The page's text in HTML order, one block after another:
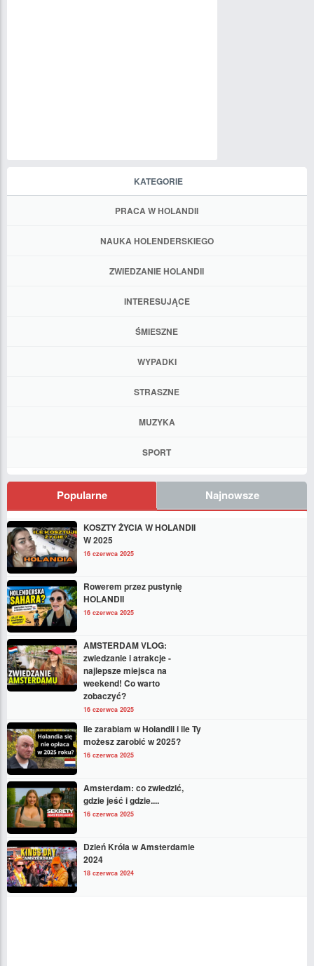
KATEGORIE
PRACA W HOLANDII
NAUKA HOLENDERSKIEGO
ZWIEDZANIE HOLANDII
INTERESUJĄCE
ŚMIESZNE
WYPADKI
STRASZNE
MUZYKA
SPORT
Popularne Najnowsze
KOSZTY ŻYCIA W HOLANDII
W 2025
16 czerwca 2025
Rowerem przez pustynię
HOLANDII
16 czerwca 2025
AMSTERDAM VLOG:
zwiedzanie i atrakcje -
najlepsze miejsca na
weekend! Co warto
zobaczyć?
16 czerwca 2025
Ile zarabiam w Holandii i ile Ty
możesz zarobić w 2025?
16 czerwca 2025
Amsterdam: co zwiedzić,
gdzie jeść i gdzie....
16 czerwca 2025
Dzień Króla w Amsterdamie
2024
18 czerwca 2024